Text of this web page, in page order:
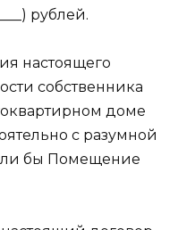
рублей.
настоящего
собственника
доме
с разумной
бы Помещение